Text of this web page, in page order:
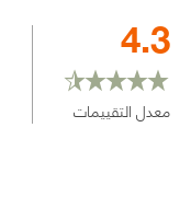
4.3
معدل التقييمات